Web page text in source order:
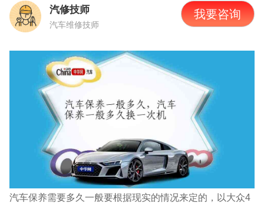
汽修技师
汽车维修技师
我要咨询
汽车保养需要多久一般要根据现实的情况来定的，以大众4